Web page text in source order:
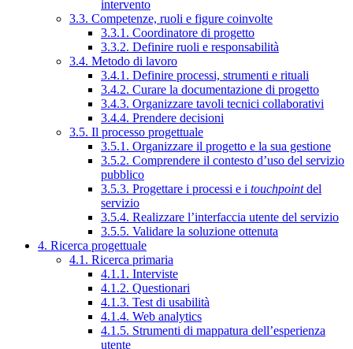
intervento
3.3. Competenze, ruoli e figure coinvolte
3.3.1. Coordinatore di progetto
3.3.2. Definire ruoli e responsabilità
3.4. Metodo di lavoro
3.4.1. Definire processi, strumenti e rituali
3.4.2. Curare la documentazione di progetto
3.4.3. Organizzare tavoli tecnici collaborativi
3.4.4. Prendere decisioni
3.5. Il processo progettuale
3.5.1. Organizzare il progetto e la sua gestione
3.5.2. Comprendere il contesto d’uso del servizio
pubblico
3.5.3. Progettare i processi e i touchpointdel
servizio
3.5.4. Realizzare l’interfaccia utente del servizio
3.5.5. Validare la soluzione ottenuta
4. Ricerca progettuale
4.1. Ricerca primaria
4.1.1. Interviste
4.1.2. Questionari
4.1.3. Test di usabilità
4.1.4. Web analytics
4.1.5. Strumenti di mappatura dell’esperienza
utente